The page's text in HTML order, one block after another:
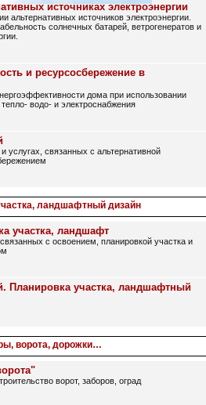
источниках электроэнергии
альтернативных источников электроэнергии.
солнечных батарей, ветрогенератов и
и ресурсосбережение в
дома при использовании
водо- и электроснабжения
услугах, связанных с альтернативной
ландшафтный дизайн
участка, ландшафт
с освоением, планировкой участка и
Планировка участка, ландшафтный
ворота, дорожки…
ворот, заборов, оград